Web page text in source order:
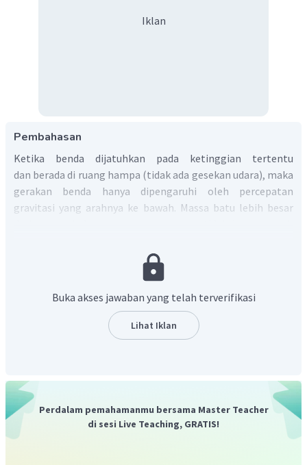
Iklan
Pembahasan
Ketika benda dijatuhkan pada ketinggian tertentu
dan berada di ruang hampa (tidak ada gesekan udara), maka
gerakan benda hanya dipengaruhi oleh percepatan
gravitasi yang arahnya ke bawah. Massa batu lebih besar
maka kedua benda akan sampai di tanah secara
bersamaan (hanya dipengaruhi oleh percepatan
Massa jenis menggambarkan kerapatan suatu benda. Massa
jenis batu lebih besar daripada massa jenis bulu
Sehingga alasannya benar.
Buka akses jawaban yang telah terverifikasi
Lihat Iklan
Perdalam pemahamanmu bersama Master Teacher
di sesi Live Teaching, GRATIS!